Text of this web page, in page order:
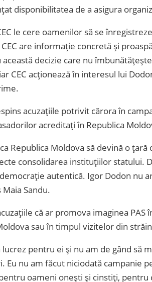
disponibilitatea de a asigura
le cere oamenilor să se
are informație concretă și
decizie care nu
CEC acționează în interesul lui
acuzațiile potrivit cărora în
acreditați în Republica
Republica Moldova să devină o
consolidarea instituțiilor statului.
autentică. Igor Dodon nu
Sandu.
că ar promova imaginea
sau în timpul vizitelor din
pentru ei și nu am de gând să
Eu nu am făcut niciodată campanie
oameni onești și cinstiți,